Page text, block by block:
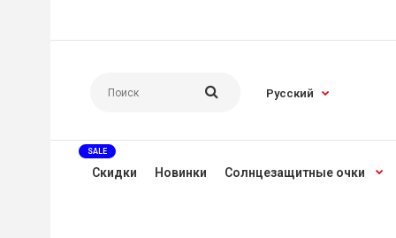
Русский
Скидки
SALE
Новинки Солнцезащитные очки